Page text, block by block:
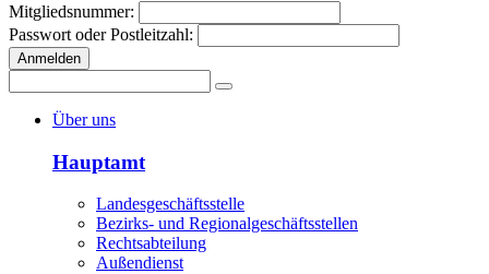
Mitgliedsnummer:
Passwort oder Postleitzahl:
Anmelden
Über uns
Hauptamt
Landesgeschäftsstelle
Bezirks- und Regionalgeschäftsstellen
Rechtsabteilung
Außendienst